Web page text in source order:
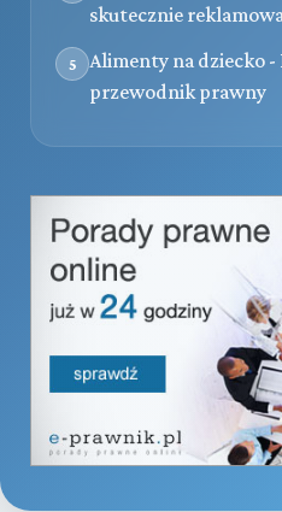
skutecznie
5
Alimenty na dziecko
przewodnik prawny